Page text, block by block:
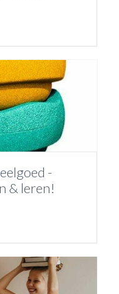
-
& leren!